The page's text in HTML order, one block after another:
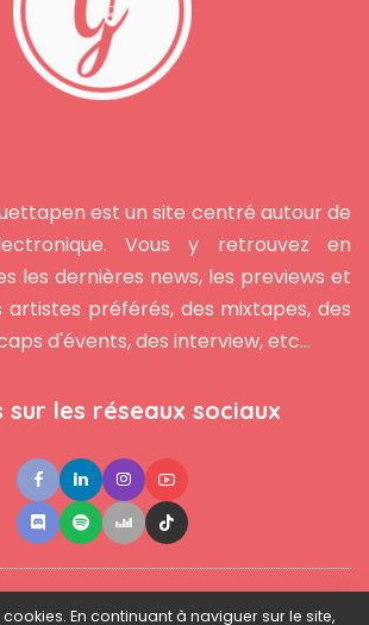
est un site centré autour de
Vous y retrouvez en
les dernières news, les previews et
artistes préférés, des mixtapes, des
d'évents, des interview, etc...
sur les réseaux sociaux
● L'équipe ● Mentions légales
En continuant à naviguer sur le site,